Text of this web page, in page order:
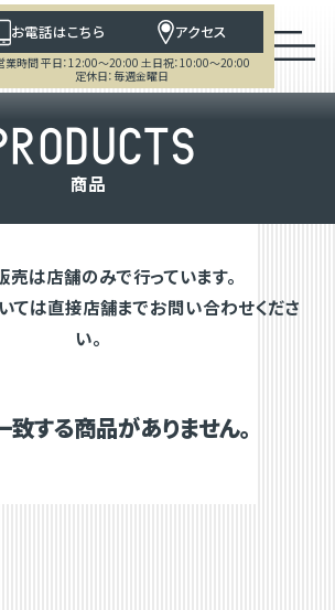
お電話はこちら アクセス
業時間 平日：12:00～20:00 土日祝：10:00～20:00
定休日：毎週金曜日
RODUCTS
商品
売は店舗のみで行っています。
ては直接店舗までお問い合わせくださ
い。
する商品がありません。